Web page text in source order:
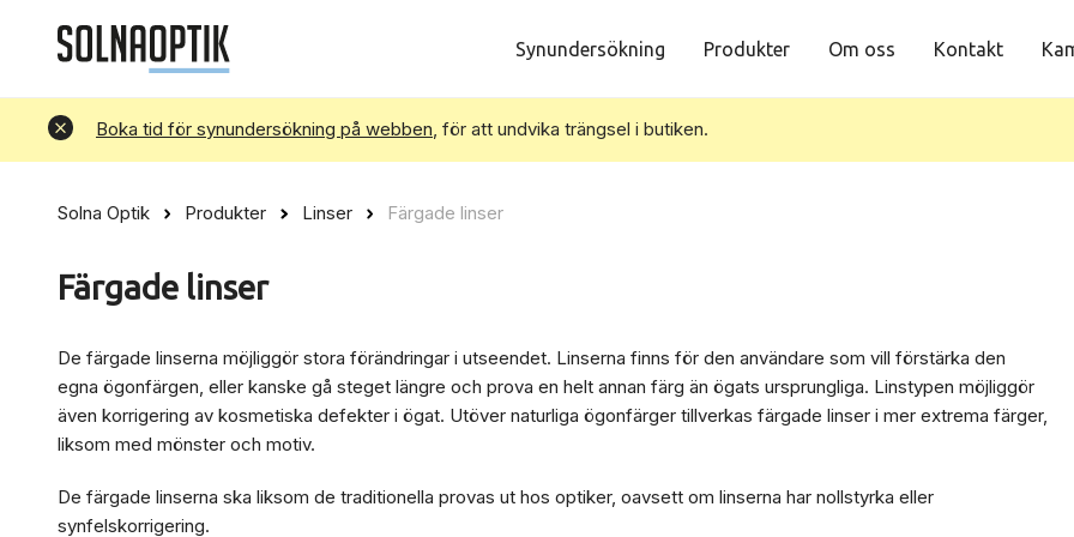
Synundersökning Produkter Om oss Kontakt
Boka tid för synundersökning på webben, för att undvika trängsel i butiken.
Avvisa
Solna Optik Produkter Linser Färgade linser
Färgade linser
De färgade linserna möjliggör stora förändringar i utseendet. Linserna finns för den användare som vill förstärka den
egna ögonfärgen, eller kanske gå steget längre och prova en helt annan färg än ögats ursprungliga. Linstypen möjliggör
även korrigering av kosmetiska defekter i ögat. Utöver naturliga ögonfärger tillverkas färgade linser i mer extrema färger,
liksom med mönster och motiv.
De färgade linserna ska liksom de traditionella provas ut hos optiker, oavsett om linserna har nollstyrka eller
synfelskorrigering.